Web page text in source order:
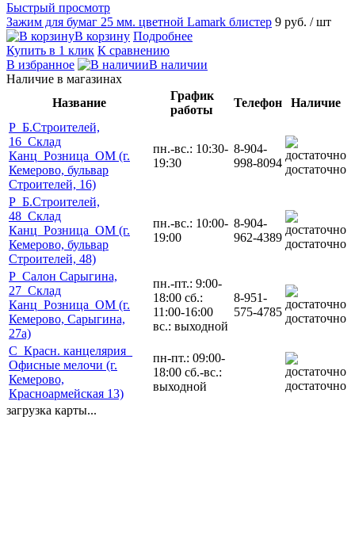
Быстрый просмотр
Зажим для бумаг 25 мм. цветной Lamark блистер 9 руб. / шт
В корзину Подробнее
Купить в 1 клик К сравнению
В избранное
В наличии
Наличие в магазинах
Название
График
работы
Телефон
Наличие
Р_Б.Строителей,
16_Склад
Канц_Розница_ОМ (г.
Кемерово, бульвар
Строителей, 16)
пн.-вс.: 10:30-
19:30
8-904-
998-8094 достаточно
Р_Б.Строителей,
48_Склад
Канц_Розница_ОМ (г.
Кемерово, бульвар
Строителей, 48)
пн.-вс.: 10:00-
19:00
8-904-
962-4389 достаточно
Р_Салон Сарыгина,
27_Склад
Канц_Розница_ОМ (г.
Кемерово, Сарыгина,
27а)
пн.-пт.: 9:00-
18:00 сб.:
11:00-16:00
вс.: выходной
8-951-
575-4785 достаточно
С_Красн. канцелярия_
Офисные мелочи (г.
Кемерово,
Красноармейская 13)
пн-пт.: 09:00-
18:00 сб.-вс.:
выходной
достаточно
загрузка карты...